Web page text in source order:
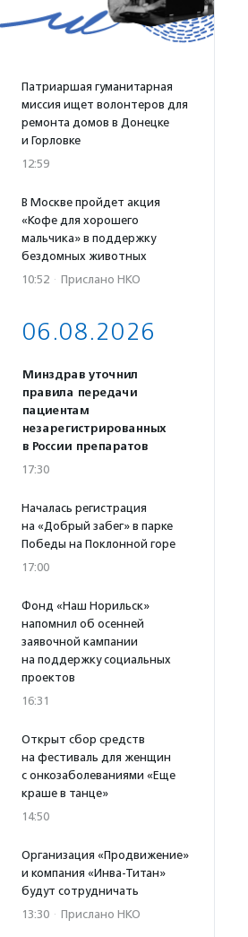
Патриаршая гуманитарная
миссия ищет волонтеров для
ремонта домов в Донецке
и Горловке
12:59
В Москве пройдет акция
«Кофе для хорошего
мальчика» в поддержку
бездомных животных
10:52 · Прислано НКО
06.08.2026
Минздрав уточнил
правила передачи
пациентам
незарегистрированных
в России препаратов
17:30
Началась регистрация
на «Добрый забег» в парке
Победы на Поклонной горе
17:00
Фонд «Наш Норильск»
напомнил об осенней
заявочной кампании
на поддержку социальных
проектов
16:31
Открыт сбор средств
на фестиваль для женщин
с онкозаболеваниями «Еще
краше в танце»
14:50
Организация «Продвижение»
и компания «Инва-Титан»
будут сотрудничать
13:30 · Прислано НКО